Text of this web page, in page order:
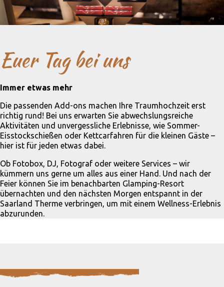
Euer Tag bei uns
Immer etwas mehr
Die passenden Add-ons machen Ihre Traumhochzeit erst
richtig rund! Bei uns erwarten Sie abwechslungsreiche
Aktivitäten und unvergessliche Erlebnisse, wie Sommer-
Eisstockschießen oder Kettcarfahren für die kleinen Gäste –
hier ist für jeden etwas dabei.
Ob Fotobox, DJ, Fotograf oder weitere Services – wir
kümmern uns gerne um alles aus einer Hand. Und nach der
Feier können Sie im benachbarten Glamping-Resort
übernachten und den nächsten Morgen entspannt in der
Saarland Therme verbringen, um mit einem Wellness-Erlebnis
abzurunden.